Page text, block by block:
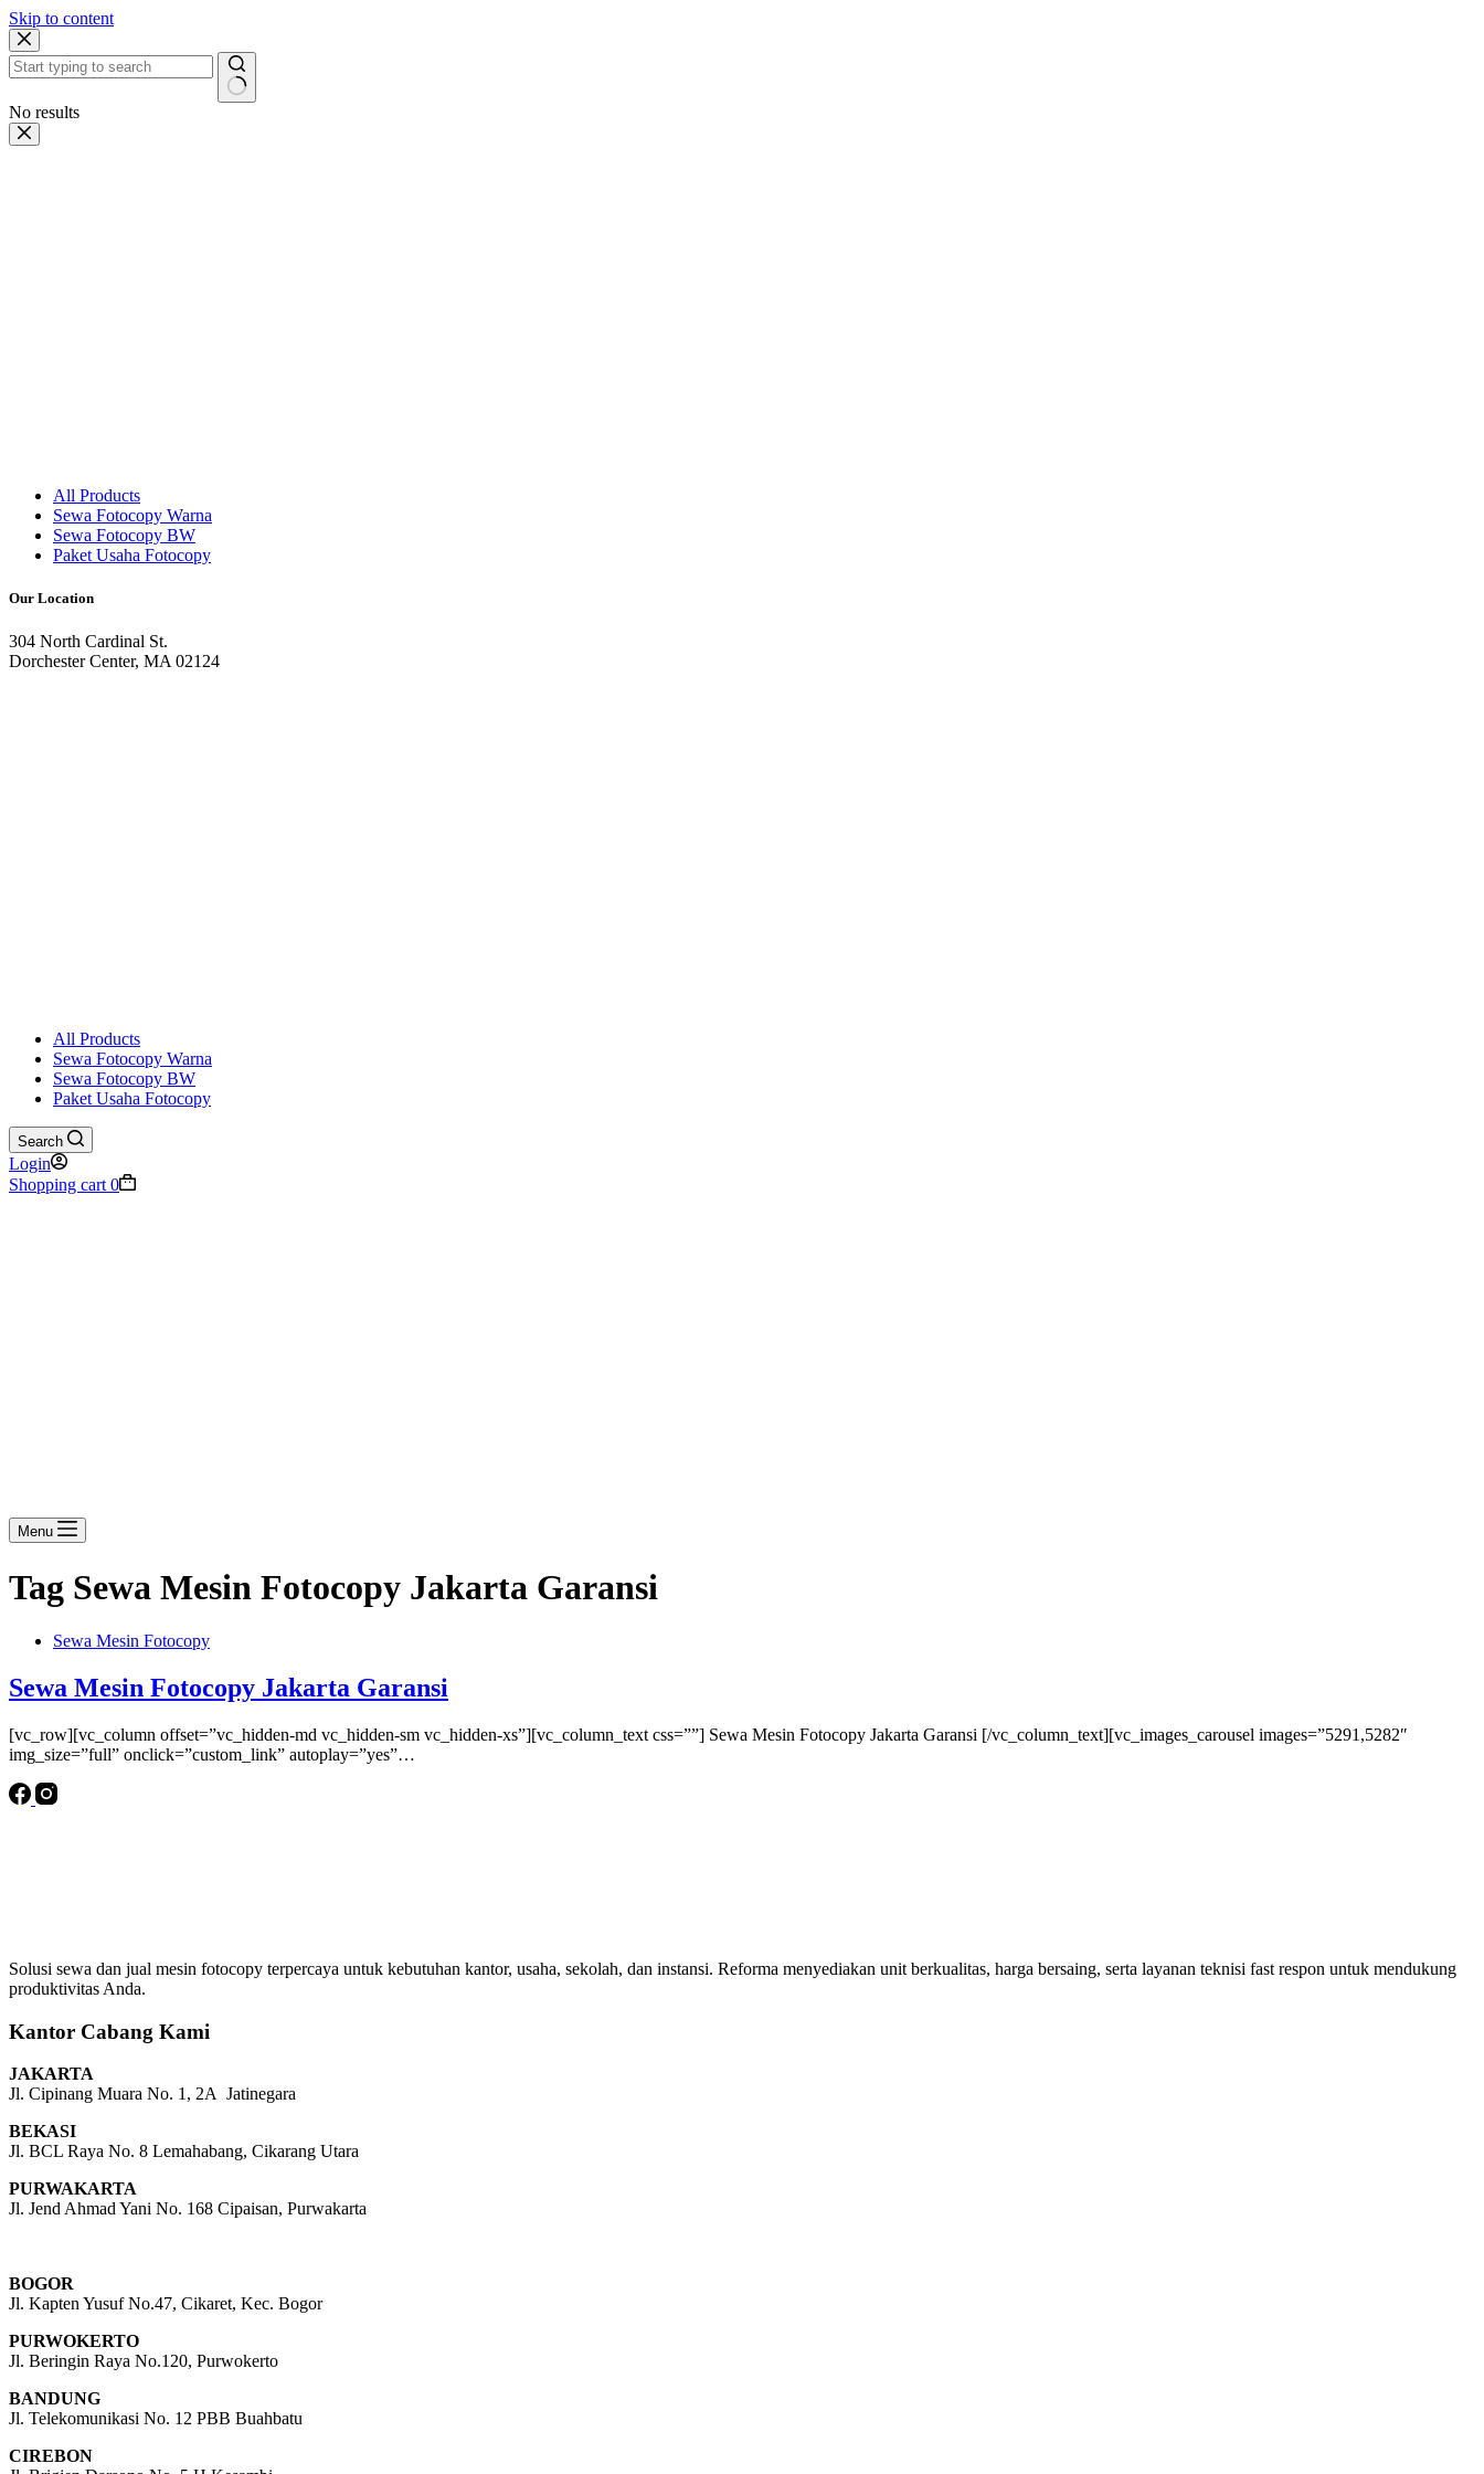
Skip to content
No results
All Products
Sewa Fotocopy Warna
Sewa Fotocopy BW
Paket Usaha Fotocopy
Our Location
304 North Cardinal St.
Dorchester Center, MA 02124
All Products
Sewa Fotocopy Warna
Sewa Fotocopy BW
Paket Usaha Fotocopy
Search
Login
Shopping cart 0
Menu
Tag Sewa Mesin Fotocopy Jakarta Garansi
Sewa Mesin Fotocopy
Sewa Mesin Fotocopy Jakarta Garansi
[vc_row][vc_column offset=”vc_hidden-md vc_hidden-sm vc_hidden-xs”][vc_column_text css=””] Sewa Mesin Fotocopy Jakarta Garansi [/vc_column_text][vc_images_carousel images=”5291,5282″
img_size=”full” onclick=”custom_link” autoplay=”yes”…
Solusi sewa dan jual mesin fotocopy terpercaya untuk kebutuhan kantor, usaha, sekolah, dan instansi. Reforma menyediakan unit berkualitas, harga bersaing, serta layanan teknisi fast respon untuk mendukung
produktivitas Anda.
Kantor Cabang Kami
JAKARTA
Jl. Cipinang Muara No. 1, 2A Jatinegara
BEKASI
Jl. BCL Raya No. 8 Lemahabang, Cikarang Utara
PURWAKARTA
Jl. Jend Ahmad Yani No. 168 Cipaisan, Purwakarta
BOGOR
Jl. Kapten Yusuf No.47, Cikaret, Kec. Bogor
PURWOKERTO
Jl. Beringin Raya No.120, Purwokerto
BANDUNG
Jl. Telekomunikasi No. 12 PBB Buahbatu
CIREBON